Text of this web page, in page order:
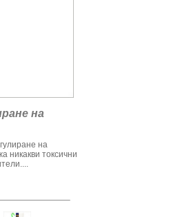
на
на
никакви токсични